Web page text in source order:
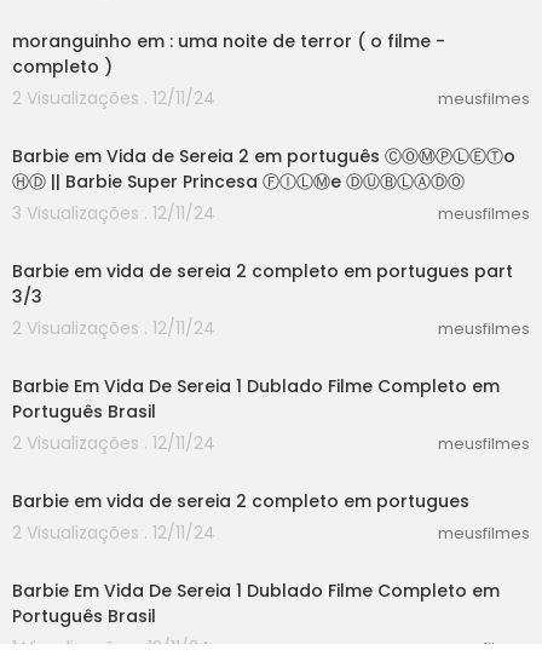
moranguinho em : uma noite de terror ( o filme -
completo )
2 Visualizações . 12/11/24
meusfilmes
Barbie em Vida de Sereia 2 em português ⒸⓄⓂⓅⓁⒺⓉo
ⒽⒹ || Barbie Super Princesa ⒻⒾⓁⓂe ⒹⓊⒷⓁⒶⒹⓄ
3 Visualizações . 12/11/24
meusfilmes
Barbie em vida de sereia 2 completo em portugues part
3/3
2 Visualizações . 12/11/24
meusfilmes
Barbie Em Vida De Sereia 1 Dublado Filme Completo em
Português Brasil
2 Visualizações . 12/11/24
meusfilmes
Barbie em vida de sereia 2 completo em portugues
2 Visualizações . 12/11/24
meusfilmes
Barbie Em Vida De Sereia 1 Dublado Filme Completo em
Português Brasil